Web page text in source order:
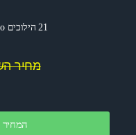
21 הילוכים Shimano מעביר אחורי…
מחיר השוק:
המחיר